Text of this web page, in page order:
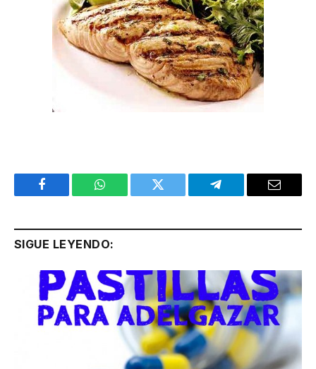
Facebook WhatsApp Twitter Telegram Email
SIGUE LEYENDO: